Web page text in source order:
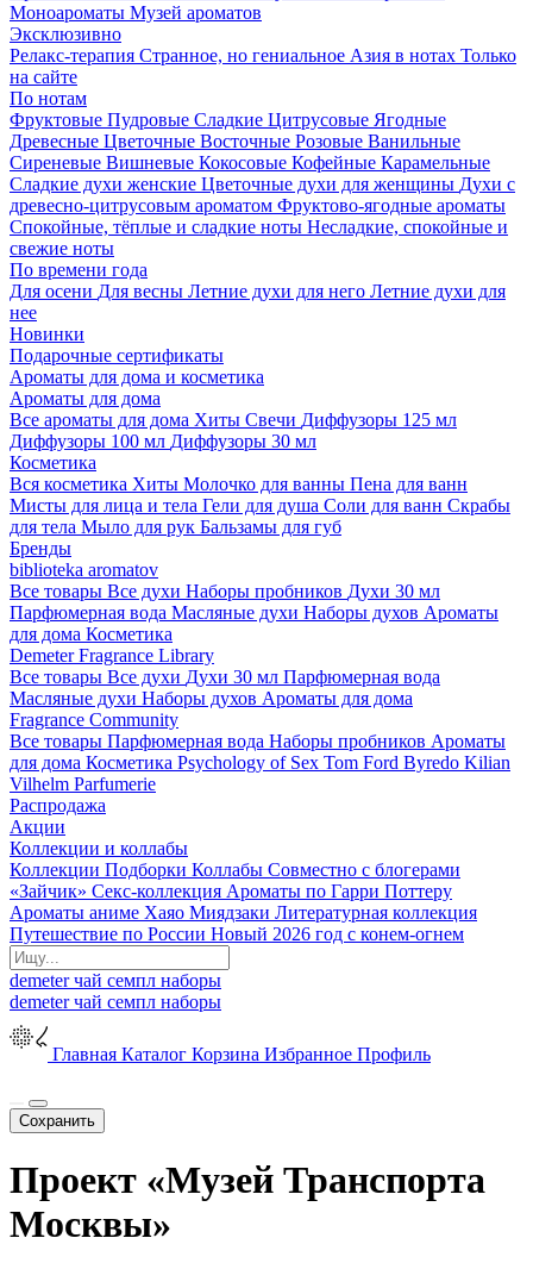
Моноароматы Музей ароматов
Эксклюзивно
Релакс-терапия Странное, но гениальное Азия в нотах Только
на сайте
По нотам
Фруктовые Пудровые Сладкие Цитрусовые Ягодные
Древесные Цветочные Восточные Розовые Ванильные
Сиреневые Вишневые Кокосовые Кофейные Карамельные
Сладкие духи женские Цветочные духи для женщины Духи с
древесно-цитрусовым ароматом Фруктово-ягодные ароматы
Спокойные, тёплые и сладкие ноты Несладкие, спокойные и
свежие ноты
По времени года
Для осени Для весны Летние духи для него Летние духи для
нее
Новинки
Подарочные сертификаты
Ароматы для дома и косметика
Ароматы для дома
Все ароматы для дома Хиты Свечи Диффузоры 125 мл
Диффузоры 100 мл Диффузоры 30 мл
Косметика
Вся косметика Хиты Молочко для ванны Пена для ванн
Мисты для лица и тела Гели для душа Соли для ванн Скрабы
для тела Мыло для рук Бальзамы для губ
Бренды
biblioteka aromatov
Все товары Все духи Наборы пробников Духи 30 мл
Парфюмерная вода Масляные духи Наборы духов Ароматы
для дома Косметика
Demeter Fragrance Library
Все товары Все духи Духи 30 мл Парфюмерная вода
Масляные духи Наборы духов Ароматы для дома
Fragrance Community
Все товары Парфюмерная вода Наборы пробников Ароматы
для дома Косметика Psychology of Sex Tom Ford Byredo Kilian
Vilhelm Parfumerie
Распродажа
Акции
Коллекции и коллабы
Коллекции Подборки Коллабы Совместно с блогерами
«Зайчик» Секс-коллекция Ароматы по Гарри Поттеру
Ароматы аниме Хаяо Миядзаки Литературная коллекция
Путешествие по России Новый 2026 год с конем-огнем
demeterчай семпл наборы
demeterчай семпл наборы
Главная Каталог Корзина Избранное Профиль
Сохранить
Проект «Музей Транспорта
Москвы»